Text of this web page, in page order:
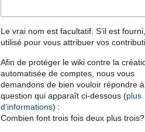
Le vrai nom est facultatif. S’il est
utilisé pour vous attribuer vos
Afin de protéger le wiki contre la
automatisée de comptes, nous vous
demandons de bien vouloir répondre
question qui apparaît ci-dessous (plus
d’informations) :
Combien font trois fois deux plus trois?